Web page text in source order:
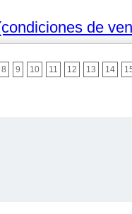
de
8 9 10 11 12 13 14